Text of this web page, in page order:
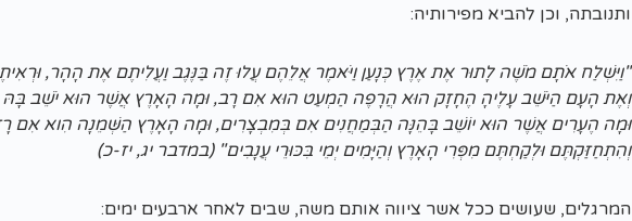
ותנובתה, וכן להביא מפירותיה:
"וַיִּשְׁלַח אֹתָם מֹשֶׁה לָתוּר אֶת אֶרֶץ כְּנָעַן וַיֹּאמֶר אֲלֵהֶם עֲלוּ זֶה בַּנֶּגֶב וַעֲלִיתֶם אֶת הָהָר,
וְאֶת הָעָם הַיֹּשֵׁב עָלֶיהָ הֶחָזָק הוּא הֲרָפֶה הַמְעַט הוּא אִם רָב, וּמָה הָאָרֶץ אֲשֶׁר הוּא יֹשֵׁב
וּמָה הֶעָרִים אֲשֶׁר הוּא יוֹשֵׁב בָּהֵנָּה הַבְּמַחֲנִים אִם בְּמִבְצָרִים, וּמָה הָאָרֶץ הַשְּׁמֵנָה הִוא אִם
וְהִתְחַזַּקְתֶּם וּלְקַחְתֶּם מִפְּרִי הָאָרֶץ וְהַיָּמִים יְמֵי בִּכּוּרֵי עֲנָבִים" (במדבר יג, יז-כ)
המרגלים, שעושים ככל אשר ציווה אותם משה, שבים לאחר ארבעים ימים: